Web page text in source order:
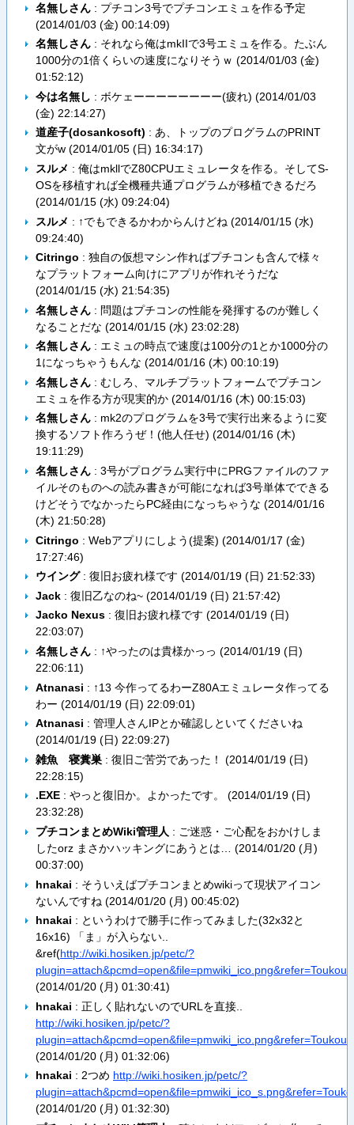
名無しさん: プチコン3号でプチコンエミュを作る予定
(2014/01/03 (金) 00:14:09)
名無しさん: それなら俺はmkIIで3号エミュを作る。たぶん
1000分の1倍くらいの速度になりそうｗ (2014/01/03 (金)
01:52:12)
今は名無し : ボケェーーーーーーーー(疲れ) (2014/01/03
(金) 22:14:27)
道産子(dosankosoft) : あ、トップのプログラムのPRINT
文がw (2014/01/05 (日) 16:34:17)
スルメ : 俺はmkllでZ80CPUエミュレータを作る。そしてS-
OSを移植すれば全機種共通プログラムが移植できるだろ
(2014/01/15 (水) 09:24:04)
スルメ : ↑でもできるかわからんけどね (2014/01/15 (水)
09:24:40)
Citringo : 独自の仮想マシン作ればプチコンも含んで様々
なプラットフォーム向けにアプリが作れそうだな
(2014/01/15 (水) 21:54:35)
名無しさん: 問題はプチコンの性能を発揮するのが難しく
なることだな (2014/01/15 (水) 23:02:28)
名無しさん: エミュの時点で速度は100分の1とか1000分の
1になっちゃうもんな (2014/01/16 (木) 00:10:19)
名無しさん: むしろ、マルチプラットフォームでプチコン
エミュを作る方が現実的か (2014/01/16 (木) 00:15:03)
名無しさん: mk2のプログラムを3号で実行出来るように変
換するソフト作ろうぜ！(他人任せ) (2014/01/16 (木)
19:11:29)
名無しさん: 3号がプログラム実行中にPRGファイルのファ
イルそのものへの読み書きが可能になれば3号単体でできる
けどそうでなかったらPC経由になっちゃうな (2014/01/16
(木) 21:50:28)
Citringo : Webアプリにしよう(提案) (2014/01/17 (金)
17:27:46)
ウイング: 復旧お疲れ様です (2014/01/19 (日) 21:52:33)
Jack: 復旧乙なのね~ (2014/01/19 (日) 21:57:42)
Jacko Nexus: 復旧お疲れ様です (2014/01/19 (日)
22:03:07)
名無しさん: ↑やったのは貴様かっっ (2014/01/19 (日)
22:06:11)
Atnanasi : ↑13 今作ってるわーZ80Aエミュレータ作ってる
わー (2014/01/19 (日) 22:09:01)
Atnanasi : 管理人さんIPとか確認しといてくださいね
(2014/01/19 (日) 22:09:27)
雑魚 寝糞巣: 復旧ご苦労であった！ (2014/01/19 (日)
22:28:15)
.EXE: やっと復旧か。よかったです。 (2014/01/19 (日)
23:32:28)
プチコンまとめWiki管理人 : ご迷惑・ご心配をおかけしま
したorz まさかハッキングにあうとは… (2014/01/20 (月)
00:37:00)
hnakai : そういえばプチコンまとめwikiって現状アイコン
ないんですね (2014/01/20 (月) 00:45:02)
hnakai : というわけで勝手に作ってみました(32x32と
16x16) 「ま」が入らない..
&ref(http://wiki.hosiken.jp/petc/?
(2014/01/20 (月) 01:30:41)
hnakai : 正しく貼れないのでURLを直接..
http://wiki.hosiken.jp/petc/?
(2014/01/20 (月) 01:32:06)
hnakai : 2つめ http://wiki.hosiken.jp/petc/?
(2014/01/20 (月) 01:32:30)